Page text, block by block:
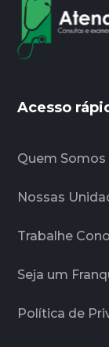
Acesso
Quem Somos
Nossas
Trabalhe
Seja um
Política de